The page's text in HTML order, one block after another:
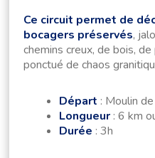
Ce circuit permet de
bocagers préservés,
chemins creux, de bois,
ponctué de chaos
Départ : Moulin
Longueur : 6 km
Durée : 3h